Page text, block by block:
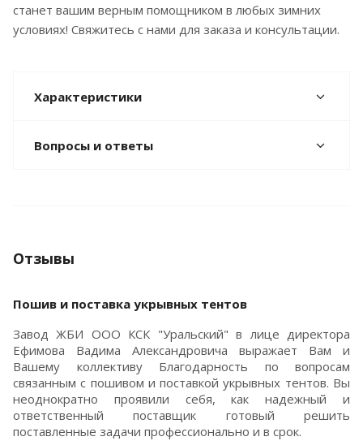
станет вашим верным помощником в любых зимних
условиях! Свяжитесь с нами для заказа и консультации.
Характеристики
Вопросы и ответы
Отзывы
Пошив и поставка укрывных тентов
Завод ЖБИ ООО КСК "Уральский" в лице директора
Ефимова Вадима Александровича выражает Вам и
Вашему коллективу Благодарность по вопросам
связанным с пошивом и поставкой укрывных тентов. Вы
неоднократно проявили себя, как надежный и
ответственный поставщик готовый решить
поставленные задачи профессионально и в срок.